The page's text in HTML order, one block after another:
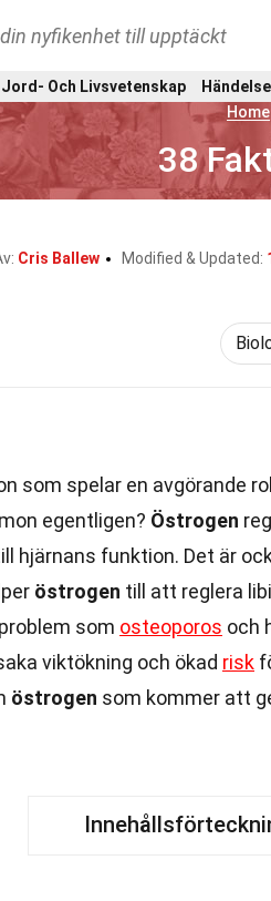
nyfikenhet till upptäckt
Jord- Och Livsvetenskap
Home
38
Cris Ballew Modified & Updated:
som spelar en avgörande
egentligen? Östrogen
hjärnans funktion. Det är
östrogen till att reglera
som osteoporos och
viktökning och ökad risk
östrogen som kommer att